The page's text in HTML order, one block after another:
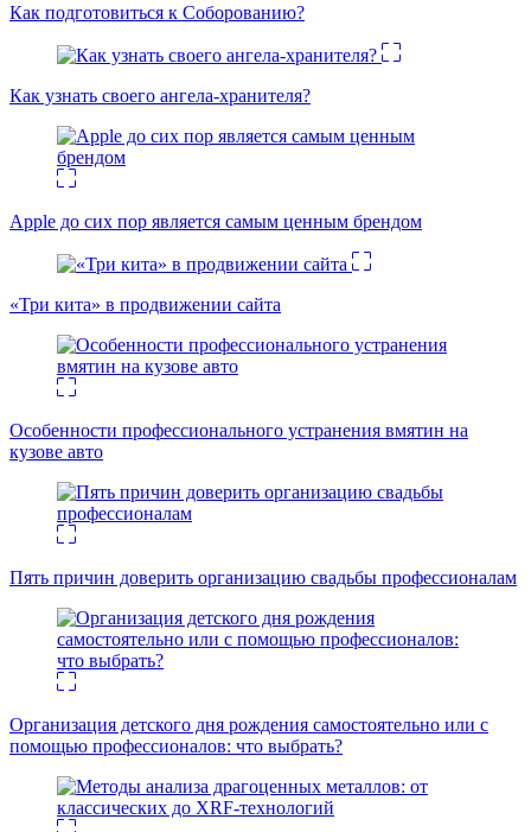
Как подготовиться к Соборованию?
Как узнать своего ангела-хранителя?
Apple до сих пор является самым ценным брендом
«Три кита» в продвижении сайта
Особенности профессионального устранения вмятин на
кузове авто
Пять причин доверить организацию свадьбы профессионалам
Организация детского дня рождения самостоятельно или с
помощью профессионалов: что выбрать?